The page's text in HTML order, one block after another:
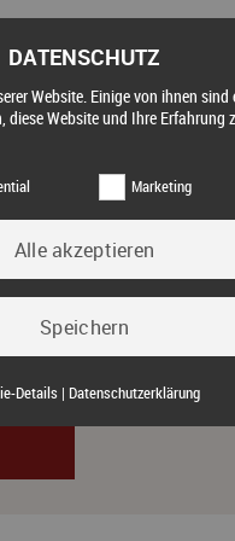
Tipo de objeto
DATENSCHUTZ
Website. Einige von ihnen sind
diese Website und Ihre Erfahrung
Marketing
Essential (3)
die Cookie-Einstellungen des
Details | Datenschutzerklärung